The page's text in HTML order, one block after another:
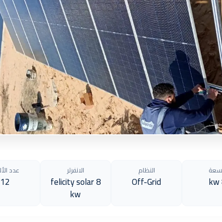
النظام
Off-Grid
الانفرتر
felicity solar 8
kw
عدد
12